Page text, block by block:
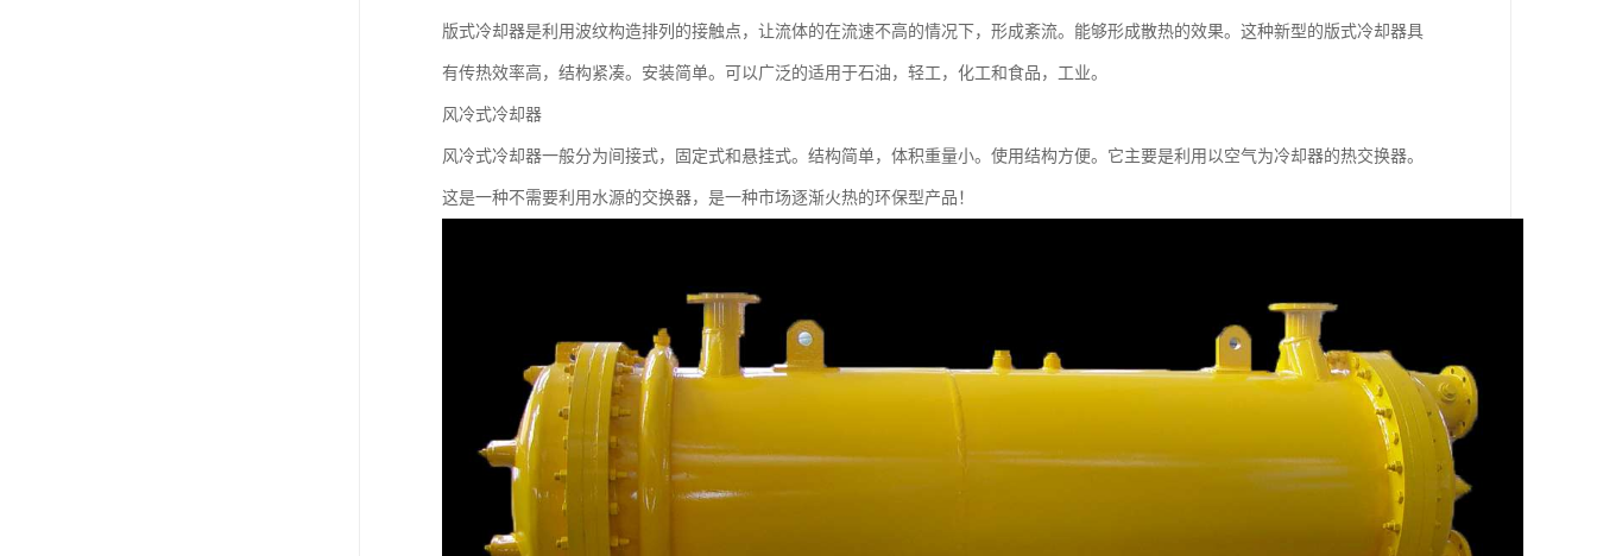
版式冷却器是利用波纹构造排列的接触点，让流体的在流速不高的情况下，形成紊流。能够形成散热的效果。这种新型的版式冷却器具
有传热效率高，结构紧凑。安装简单。可以广泛的适用于石油，轻工，化工和食品，工业。
风冷式冷却器
风冷式冷却器一般分为间接式，固定式和悬挂式。结构简单，体积重量小。使用结构方便。它主要是利用以空气为冷却器的热交换器。
这是一种不需要利用水源的交换器，是一种市场逐渐火热的环保型产品！